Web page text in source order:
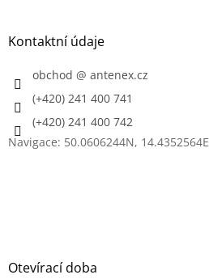
Kontaktní údaje
obchod @ antenex.cz
(+420) 241 400 741
(+420) 241 400 742
Navigace: 50.0606244N, 14.4352564E
Otevírací doba